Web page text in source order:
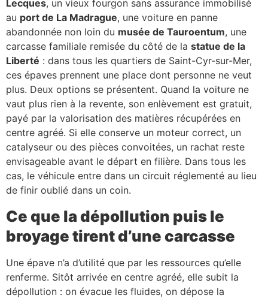
Lecques, un vieux fourgon sans assurance immobilisé
au port de La Madrague, une voiture en panne
abandonnée non loin du musée de Tauroentum, une
carcasse familiale remisée du côté de la statue de la
Liberté : dans tous les quartiers de Saint-Cyr-sur-Mer,
ces épaves prennent une place dont personne ne veut
plus. Deux options se présentent. Quand la voiture ne
vaut plus rien à la revente, son enlèvement est gratuit,
payé par la valorisation des matières récupérées en
centre agréé. Si elle conserve un moteur correct, un
catalyseur ou des pièces convoitées, un rachat reste
envisageable avant le départ en filière. Dans tous les
cas, le véhicule entre dans un circuit réglementé au lieu
de finir oublié dans un coin.
Ce que la dépollution puis le
broyage tirent d’une carcasse
Une épave n’a d’utilité que par les ressources qu’elle
renferme. Sitôt arrivée en centre agréé, elle subit la
dépollution : on évacue les fluides, on dépose la